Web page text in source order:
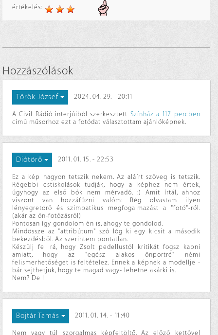
értékelés:
Hozzászólások
Török József 2024. 04. 29. - 20:11
A Civil Rádió interjúiból szerkesztett Színház a 117 percben
című műsorhoz ezt a fotódat választottam ajánlóképnek.
Diótörő 2011. 01. 15. - 22:53
Ez a kép nagyon tetszik nekem. Az aláírt szöveg is tetszik.
Régebbi estiskolások tudják, hogy a képhez nem értek,
úgyhogy az első bók nem mérvadó. :) Amit írtál, ahhoz
viszont van hozzáfűzni valóm: Rég olvastam ilyen
lényegretörő és szimpatikus megfogalmazást a "fotó"-ról.
(akár az ön-fotózásról)
Pontosan így gondolom én is, ahogy te gondolod.
Mindössze az "attribútum" szó lóg ki egy kicsit a második
bekezdésből. Az szerintem pontatlan.
Készülj fel rá, hogy Zsolt pedellustól kritikát fogsz kapni
amiatt, hogy az "egész alakos önportré" némi
felismerhetőséget is feltételez. Ennek a képnek a modellje -
bár sejthetjük, hogy te magad vagy- lehetne akárki is.
Nem? De !
Bojtár Tamás 2011. 01. 14. - 11:40
Nem vagy túl szorgalmas képfeltöltő. Az előző kettővel